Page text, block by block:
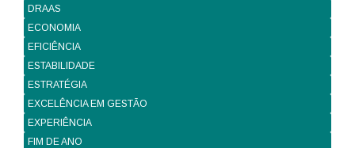
DRAAS
ECONOMIA
EFICIÊNCIA
ESTABILIDADE
ESTRATÉGIA
EXCELÊNCIA EM GESTÃO
EXPERIÊNCIA
FIM DE ANO